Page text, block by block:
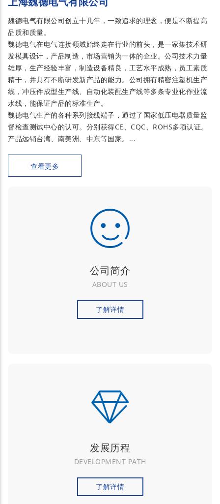
魏德电气有限公司创立十几年，一致追求的理念，便是不断提高
品质和质量。
魏德电气在电气连接领域始终走在行业的前头，是一家集技术研
发模具设计，产品制造，市场营销为一体的企业。公司技术力量
雄厚，生产经验丰富，制造设备精良，工艺水平成熟，员工素质
精干，并具有不断研发新产品的能力。公司拥有精密注塑机生产
线，冲压件成型生产线、自动化装配生产线等多条专业化作业流
水线，能保证产品的标准生产。
魏德电气生产的各种系列接线端子，通过了国家低压电器质量监
督检查测试中心的认可。分别获得CE、CQC、ROHS多项认证。
产品远销台湾、南美洲、中东等国家。...
查看更多
公司简介
ABOUT US
了解详情
发展历程
DEVELOPMENT PATH
了解详情